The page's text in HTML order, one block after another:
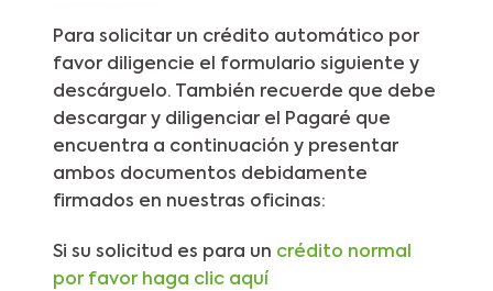
Para solicitar un crédito automático por
favor diligencie el formulario siguiente y
descárguelo. También recuerde que debe
descargar y diligenciar el Pagaré que
encuentra a continuación y presentar
ambos documentos debidamente
firmados en nuestras oficinas:
Si su solicitud es para un crédito normal
por favor haga clic aquí